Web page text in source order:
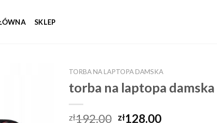
SKLEP
TORBA NA LAPTOPA DAMSKA
torba na laptopa damska
zł192.00 zł128.00